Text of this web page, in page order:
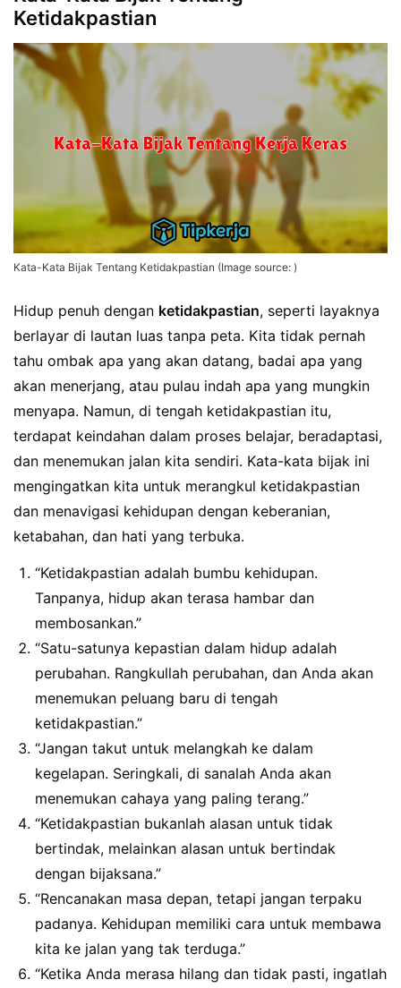
Ketidakpastian
Kata-Kata Bijak Tentang Ketidakpastian (Image source: )
Hidup penuh dengan ketidakpastian, seperti layaknya
berlayar di lautan luas tanpa peta. Kita tidak pernah
tahu ombak apa yang akan datang, badai apa yang
akan menerjang, atau pulau indah apa yang mungkin
menyapa. Namun, di tengah ketidakpastian itu,
terdapat keindahan dalam proses belajar, beradaptasi,
dan menemukan jalan kita sendiri. Kata-kata bijak ini
mengingatkan kita untuk merangkul ketidakpastian
dan menavigasi kehidupan dengan keberanian,
ketabahan, dan hati yang terbuka.
“Ketidakpastian adalah bumbu kehidupan.
Tanpanya, hidup akan terasa hambar dan
membosankan.”
“Satu-satunya kepastian dalam hidup adalah
perubahan. Rangkullah perubahan, dan Anda akan
menemukan peluang baru di tengah
ketidakpastian.”
“Jangan takut untuk melangkah ke dalam
kegelapan. Seringkali, di sanalah Anda akan
menemukan cahaya yang paling terang.”
“Ketidakpastian bukanlah alasan untuk tidak
bertindak, melainkan alasan untuk bertindak
dengan bijaksana.”
“Rencanakan masa depan, tetapi jangan terpaku
padanya. Kehidupan memiliki cara untuk membawa
kita ke jalan yang tak terduga.”
“Ketika Anda merasa hilang dan tidak pasti, ingatlah